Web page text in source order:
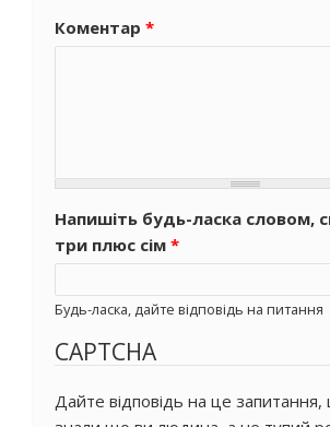
Коментар *
Напишіть будь-ласка словом,
три плюс сім *
Будь-ласка, дайте відповідь на питання
CAPTCHA
Дайте відповідь на це